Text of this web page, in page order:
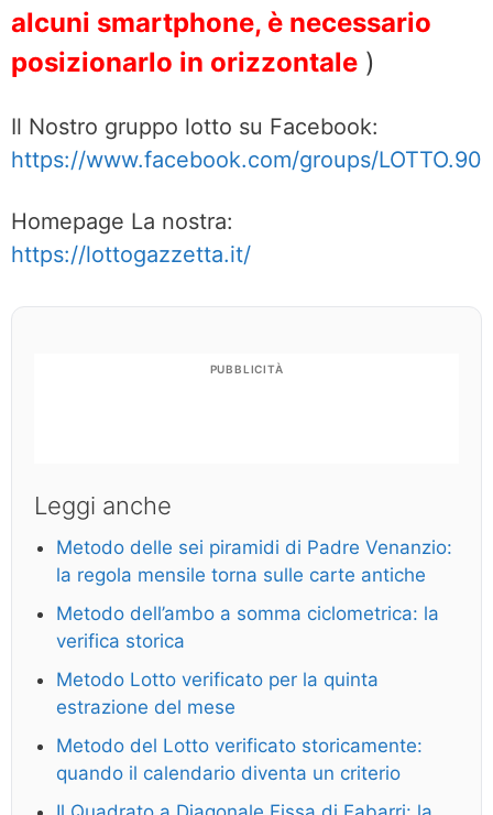
alcuni smartphone, è necessario
posizionarlo in orizzontale )
Il Nostro gruppo lotto su Facebook:
https://www.facebook.com/groups/LOTTO.90
Homepage La nostra:
https://lottogazzetta.it/
PUBBLICITÀ
Leggi anche
Metodo delle sei piramidi di Padre Venanzio:
la regola mensile torna sulle carte antiche
Metodo dell’ambo a somma ciclometrica: la
verifica storica
Metodo Lotto verificato per la quinta
estrazione del mese
Metodo del Lotto verificato storicamente:
quando il calendario diventa un criterio